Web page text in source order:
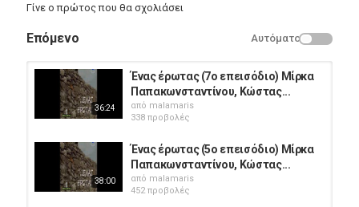
Greek Films
Γίνε ο πρώτος που θα σχολιάσει
Επόμενο Αυτόματο
36:24
Ένας έρωτας (7ο επεισόδιο) Μίρκα
Παπακωνσταντίνου, Κώστας...
από malamaris
338 προβολές
38:00
Ένας έρωτας (5ο επεισόδιο) Μίρκα
Παπακωνσταντίνου, Κώστας...
από malamaris
452 προβολές